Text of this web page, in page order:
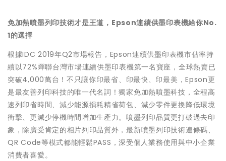
免加熱噴墨列印技術才是王道， Epson連續供墨印表機給你No.
1的選擇
根據IDC 2019年Q2市場報告，Epson連續供墨印表機市佔率持
續以72%蟬聯台灣市場連續供墨印表機第一名寶座，全球熱賣已
突破4,000萬台！不只讓你印最省、印最快、印最美，Epson更
是最友善列印科技的唯一代名詞！獨家免加熱噴墨科技，全程高
速列印省時間、減少能源損耗精省荷包、減少零件更換降低環境
衝擊、更減少停機時間增加生產力。噴墨列印品質更打破過去印
象，除廣受肯定的相片列印品質外，最新噴墨列印技術連條碼、
QR Code等模式都能輕鬆PASS，深受個人業務使用與中小企業
消費者喜愛。